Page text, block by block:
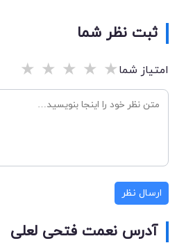
ثبت نظر شما
امتیاز شما★
★
★
★
★
ارسال نظر
آدرس نعمت فتحی لعلی